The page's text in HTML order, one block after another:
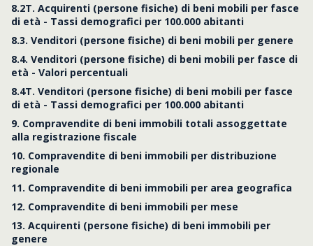
8.2T. Acquirenti (persone fisiche) di beni mobili per fasce
di età - Tassi demografici per 100.000 abitanti
8.3. Venditori (persone fisiche) di beni mobili per genere
8.4. Venditori (persone fisiche) di beni mobili per fasce di
età - Valori percentuali
8.4T. Venditori (persone fisiche) di beni mobili per fasce
di età - Tassi demografici per 100.000 abitanti
9. Compravendite di beni immobili totali assoggettate
alla registrazione fiscale
10. Compravendite di beni immobili per distribuzione
regionale
11. Compravendite di beni immobili per area geografica
12. Compravendite di beni immobili per mese
13. Acquirenti (persone fisiche) di beni immobili per
genere